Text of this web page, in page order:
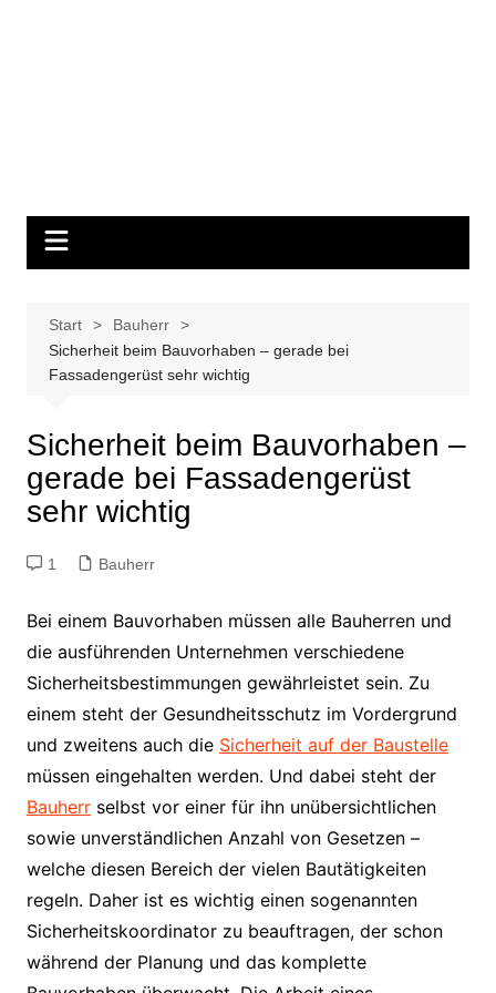
Start
Bauherr
Sicherheit beim Bauvorhaben – gerade bei
Fassadengerüst sehr wichtig
Sicherheit beim Bauvorhaben –
gerade bei Fassadengerüst
sehr wichtig
1 Bauherr
Bei einem Bauvorhaben müssen alle Bauherren und
die ausführenden Unternehmen verschiedene
Sicherheitsbestimmungen gewährleistet sein. Zu
einem steht der Gesundheitsschutz im Vordergrund
und zweitens auch die Sicherheit auf der Baustelle
müssen eingehalten werden. Und dabei steht der
Bauherrselbst vor einer für ihn unübersichtlichen
sowie unverständlichen Anzahl von Gesetzen –
welche diesen Bereich der vielen Bautätigkeiten
regeln. Daher ist es wichtig einen sogenannten
Sicherheitskoordinator zu beauftragen, der schon
während der Planung und das komplette